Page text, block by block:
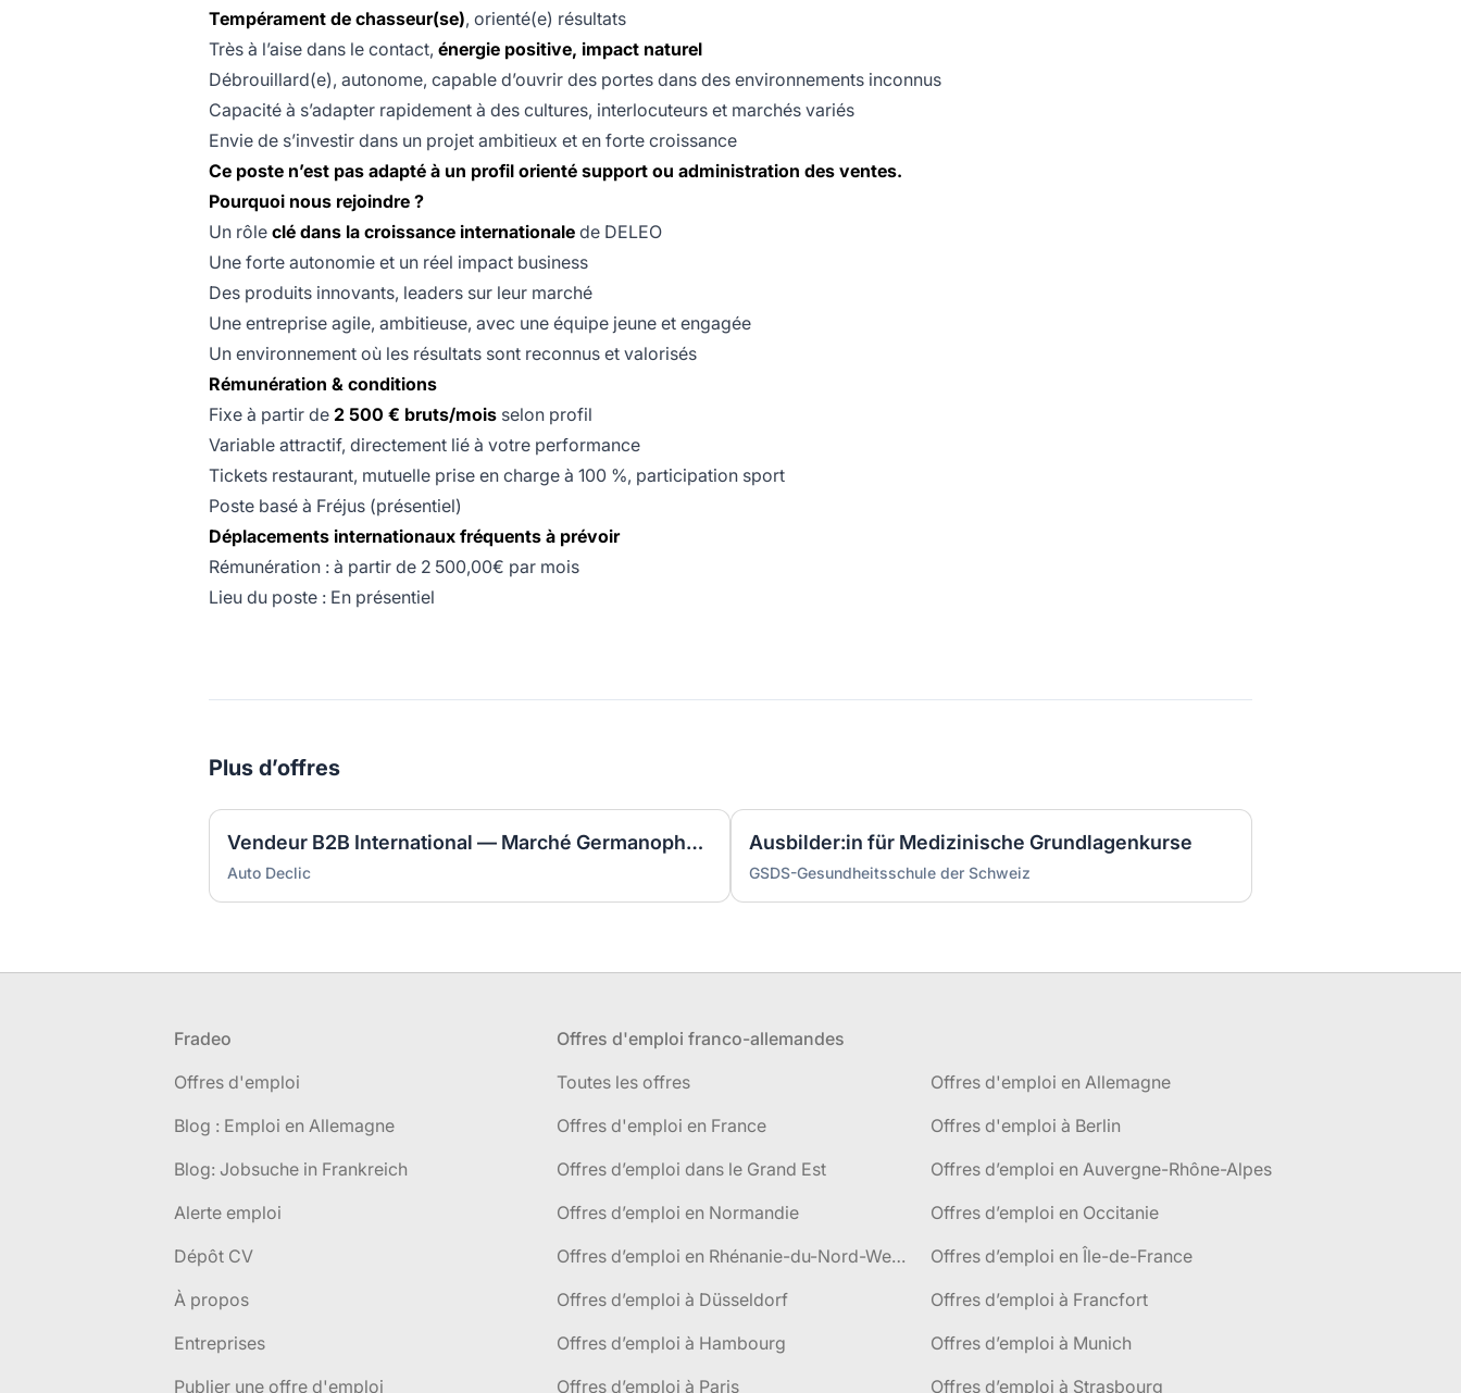
Tempérament de chasseur(se), orienté(e) résultats
Très à l’aise dans le contact, énergie positive, impact naturel
Débrouillard(e), autonome, capable d’ouvrir des portes dans des environnements inconnus
Capacité à s’adapter rapidement à des cultures, interlocuteurs et marchés variés
Envie de s’investir dans un projet ambitieux et en forte croissance
Ce poste n’est pas adapté à un profil orienté support ou administration des ventes.
Pourquoi nous rejoindre ?
Un rôle clé dans la croissance internationale de DELEO
Une forte autonomie et un réel impact business
Des produits innovants, leaders sur leur marché
Une entreprise agile, ambitieuse, avec une équipe jeune et engagée
Un environnement où les résultats sont reconnus et valorisés
Rémunération & conditions
Fixe à partir de 2 500 € bruts/mois selon profil
Variable attractif, directement lié à votre performance
Tickets restaurant, mutuelle prise en charge à 100 %, participation sport
Poste basé à Fréjus (présentiel)
Déplacements internationaux fréquents à prévoir
Rémunération : à partir de 2 500,00€ par mois
Lieu du poste : En présentiel
Plus d’offres
Vendeur B2B International — Marché Germanophone H/F
Auto Declic
Ausbilder:in für Medizinische Grundlagenkurse
GSDS-Gesundheitsschule der Schweiz
Fradeo
Offres d'emploi
Blog : Emploi en Allemagne
Blog: Jobsuche in Frankreich
Alerte emploi
Dépôt CV
À propos
Entreprises
Publier une offre d'emploi
Offres d'emploi franco-allemandes
Toutes les offres
Offres d'emploi en Allemagne
Offres d'emploi en France
Offres d'emploi à Berlin
Offres d’emploi dans le Grand Est
Offres d’emploi en Auvergne-Rhône-Alpes
Offres d’emploi en Normandie
Offres d’emploi en Occitanie
Offres d’emploi en Rhénanie-du-Nord-Westphalie
Offres d’emploi en Île-de-France
Offres d’emploi à Düsseldorf
Offres d’emploi à Francfort
Offres d’emploi à Hambourg
Offres d’emploi à Munich
Offres d’emploi à Paris
Offres d’emploi à Strasbourg